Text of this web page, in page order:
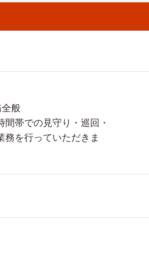
般
帯での見守り・巡回・
務を行っていただきま